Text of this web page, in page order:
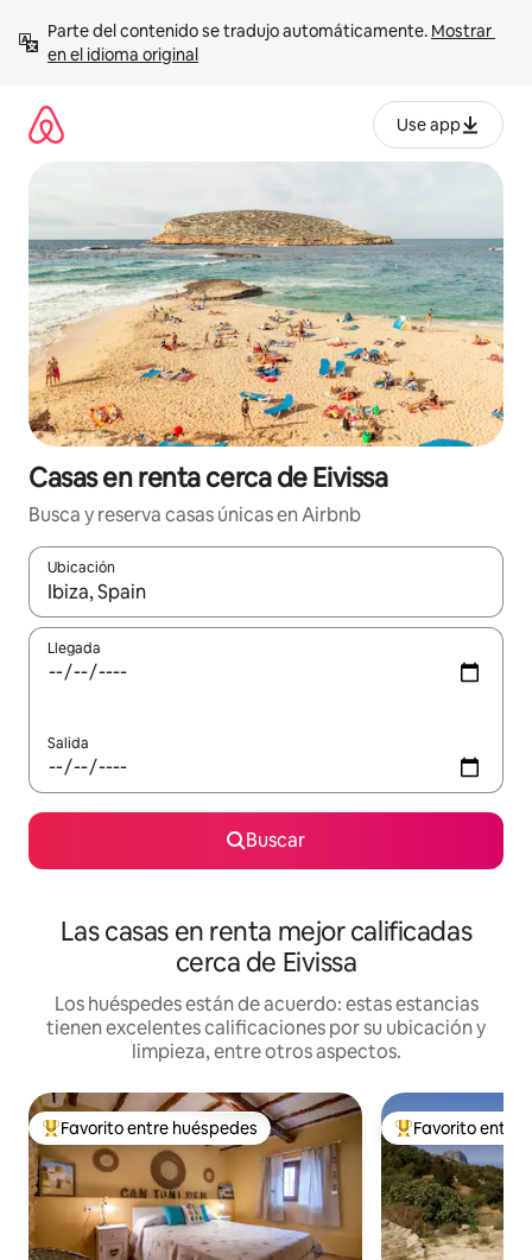
contenido
Parte del contenido se tradujo automáticamente. Mostrar
en el idioma original
Use app
Casas en renta cerca de Eivissa
Busca y reserva casas únicas en Airbnb
Ubicación
Cuando los resultados estén disponibles, podrás navegar
Llegada
Salida
Buscar
Las casas en renta mejor calificadas
cerca de Eivissa
Los huéspedes están de acuerdo: estas estancias
tienen excelentes calificaciones por su ubicación y
limpieza, entre otros aspectos.
De los mejores en Favorito entre huéspedes
Favorito entre huéspedes De los mejores
Favorito entre